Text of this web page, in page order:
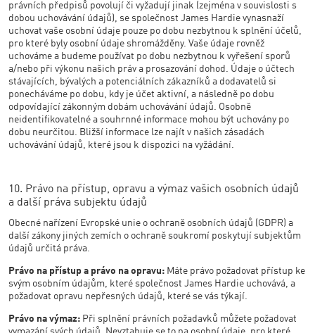
právních předpisů povolují či vyžadují jinak (zejména v souvislosti s
dobou uchovávání údajů), se společnost James Hardie vynasnaží
uchovat vaše osobní údaje pouze po dobu nezbytnou k splnění účelů,
pro které byly osobní údaje shromážděny. Vaše údaje rovněž
uchováme a budeme používat po dobu nezbytnou k vyřešení sporů
a/nebo při výkonu našich práv a prosazování dohod. Údaje o účtech
stávajících, bývalých a potenciálních zákazníků a dodavatelů si
ponecháváme po dobu, kdy je účet aktivní, a následně po dobu
odpovídající zákonným dobám uchovávání údajů. Osobně
neidentifikovatelné a souhrnné informace mohou být uchovány po
dobu neurčitou. Bližší informace lze najít v našich zásadách
uchovávání údajů, které jsou k dispozici na vyžádání.
10. Právo na přístup, opravu a výmaz vašich osobních údajů
a další práva subjektu údajů
Obecné nařízení Evropské unie o ochraně osobních údajů (GDPR) a
další zákony jiných zemích o ochraně soukromí poskytují subjektům
údajů určitá práva.
Právo na přístup a právo na opravu: Máte právo požadovat přístup ke
svým osobním údajům, které společnost James Hardie uchovává, a
požadovat opravu nepřesných údajů, které se vás týkají.
Právo na výmaz: Při splnění právních požadavků můžete požadovat